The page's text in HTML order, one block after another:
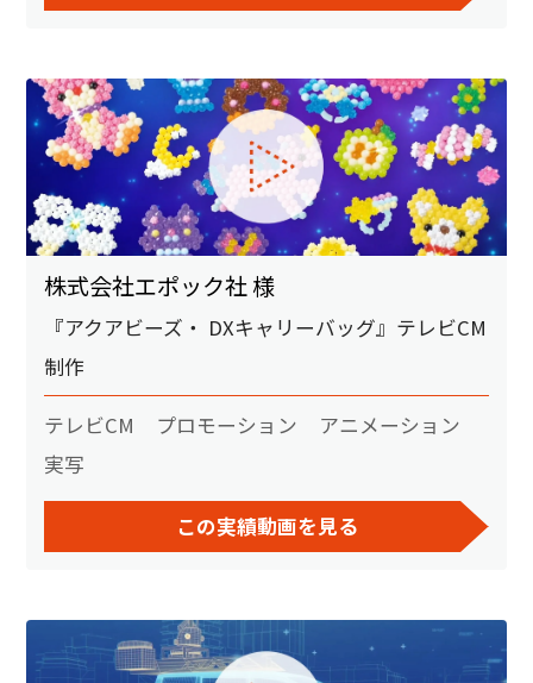
株式会社エポック社 様
『アクアビーズ・ DXキャリーバッグ』テレビCM
制作
テレビCM プロモーション
アニメーション
実写
この実績動画を見る